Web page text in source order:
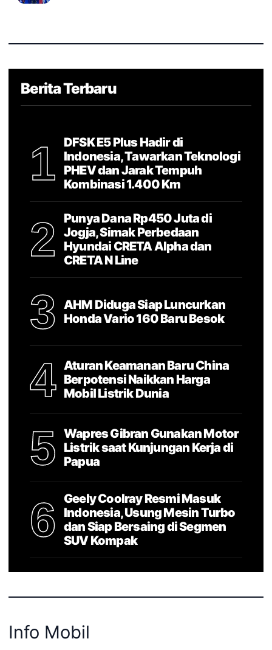
Berita Terbaru
1
DFSK E5 Plus Hadir di
Indonesia, Tawarkan Teknologi
PHEV dan Jarak Tempuh
Kombinasi 1.400 Km
2
Punya Dana Rp450 Juta di
Jogja, Simak Perbedaan
Hyundai CRETA Alpha dan
CRETA N Line
3
AHM Diduga Siap Luncurkan
Honda Vario 160 Baru Besok
4
Aturan Keamanan Baru China
Berpotensi Naikkan Harga
Mobil Listrik Dunia
5
Wapres Gibran Gunakan Motor
Listrik saat Kunjungan Kerja di
Papua
6
Geely Coolray Resmi Masuk
Indonesia, Usung Mesin Turbo
dan Siap Bersaing di Segmen
SUV Kompak
Info Mobil